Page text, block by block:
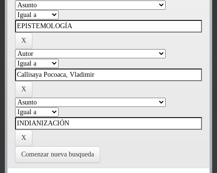
Comenzar nueva busqueda